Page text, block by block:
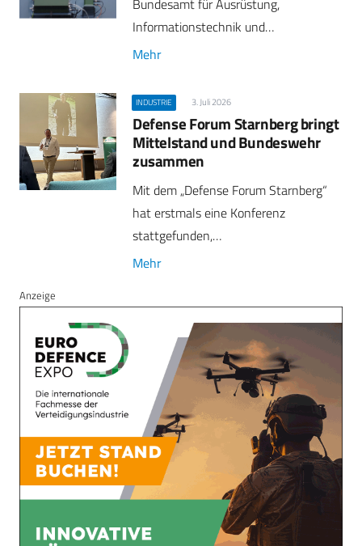
Informationstechnik und…
Mehr
INDUSTRIE 3. Juli 2026
Defense Forum Starnberg bringt
Mittelstand und Bundeswehr
zusammen
Mit dem „Defense Forum Starnberg“
hat erstmals eine Konferenz
stattgefunden,…
Mehr
Anzeige